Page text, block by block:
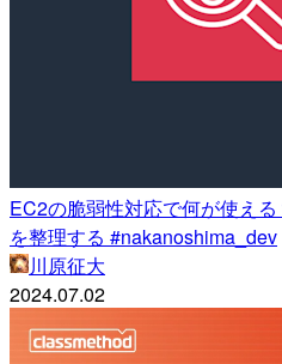
EC2の脆弱性対応で何が使え
を整理する #nakanoshima_dev
川原征大
2024.07.02